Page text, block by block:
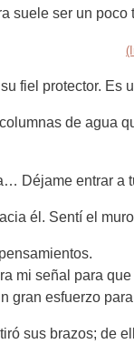
suele ser un poco
fiel protector.
de agua
Déjame entrar
él. Sentí el
mi señal para
gran esfuerzo
sus brazos; de